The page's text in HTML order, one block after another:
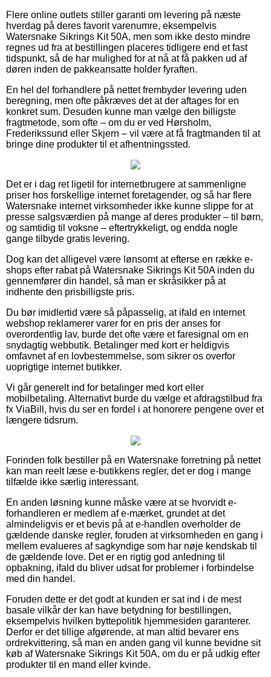
Flere online outlets stiller garanti om levering på næste
hverdag på deres favorit varenumre, eksempelvis
Watersnake Sikrings Kit 50A, men som ikke desto mindre
regnes ud fra at bestillingen placeres tidligere end et fast
tidspunkt, så de har mulighed for at nå at få pakken ud af
døren inden de pakkeansatte holder fyraften.
En hel del forhandlere på nettet frembyder levering uden
beregning, men ofte påkræves det at der aftages for en
konkret sum. Desuden kunne man vælge den billigste
fragtmetode, som ofte – om du er ved Hørsholm,
Frederikssund eller Skjern – vil være at få fragtmanden til at
bringe dine produkter til et afhentningssted.
Det er i dag ret ligetil for internetbrugere at sammenligne
priser hos forskellige internet foretagender, og så har flere
Watersnake internet virksomheder ikke kunne slippe for at
presse salgsværdien på mange af deres produkter – til børn,
og samtidig til voksne – eftertrykkeligt, og endda nogle
gange tilbyde gratis levering.
Dog kan det alligevel være lønsomt at efterse en række e-
shops efter rabat på Watersnake Sikrings Kit 50A inden du
gennemfører din handel, så man er skråsikker på at
indhente den prisbilligste pris.
Du bør imidlertid være så påpasselig, at ifald en internet
webshop reklamerer varer for en pris der anses for
overordentlig lav, burde det ofte være et faresignal om en
snydagtig webbutik. Betalinger med kort er heldigvis
omfavnet af en lovbestemmelse, som sikrer os overfor
uoprigtige internet butikker.
Vi går generelt ind for betalinger med kort eller
mobilbetaling. Alternativt burde du vælge et afdragstilbud fra
fx ViaBill, hvis du ser en fordel i at honorere pengene over et
længere tidsrum.
Forinden folk bestiller på en Watersnake forretning på nettet
kan man reelt læse e-butikkens regler, det er dog i mange
tilfælde ikke særlig interessant.
En anden løsning kunne måske være at se hvorvidt e-
forhandleren er medlem af e-mærket, grundet at det
almindeligvis er et bevis på at e-handlen overholder de
gældende danske regler, foruden at virksomheden en gang i
mellem evalueres af sagkyndige som har nøje kendskab til
de gældende love. Det er en rigtig god anledning til
opbakning, ifald du bliver udsat for problemer i forbindelse
med din handel.
Foruden dette er det godt at kunden er sat ind i de mest
basale vilkår der kan have betydning for bestillingen,
eksempelvis hvilken byttepolitik hjemmesiden garanterer.
Derfor er det tillige afgørende, at man altid bevarer ens
ordrekvittering, så man en anden gang vil kunne bevidne sit
køb af Watersnake Sikrings Kit 50A, om du er på udkig efter
produkter til en mand eller kvinde.